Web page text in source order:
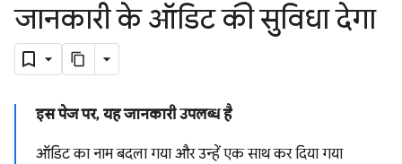
जानकारी के ऑडिट की सुविधा देगा
इस पेज पर, यह जानकारी उपलब्ध है
ऑडिट का नाम बदला गया और उन्हें एक साथ कर दिया गया